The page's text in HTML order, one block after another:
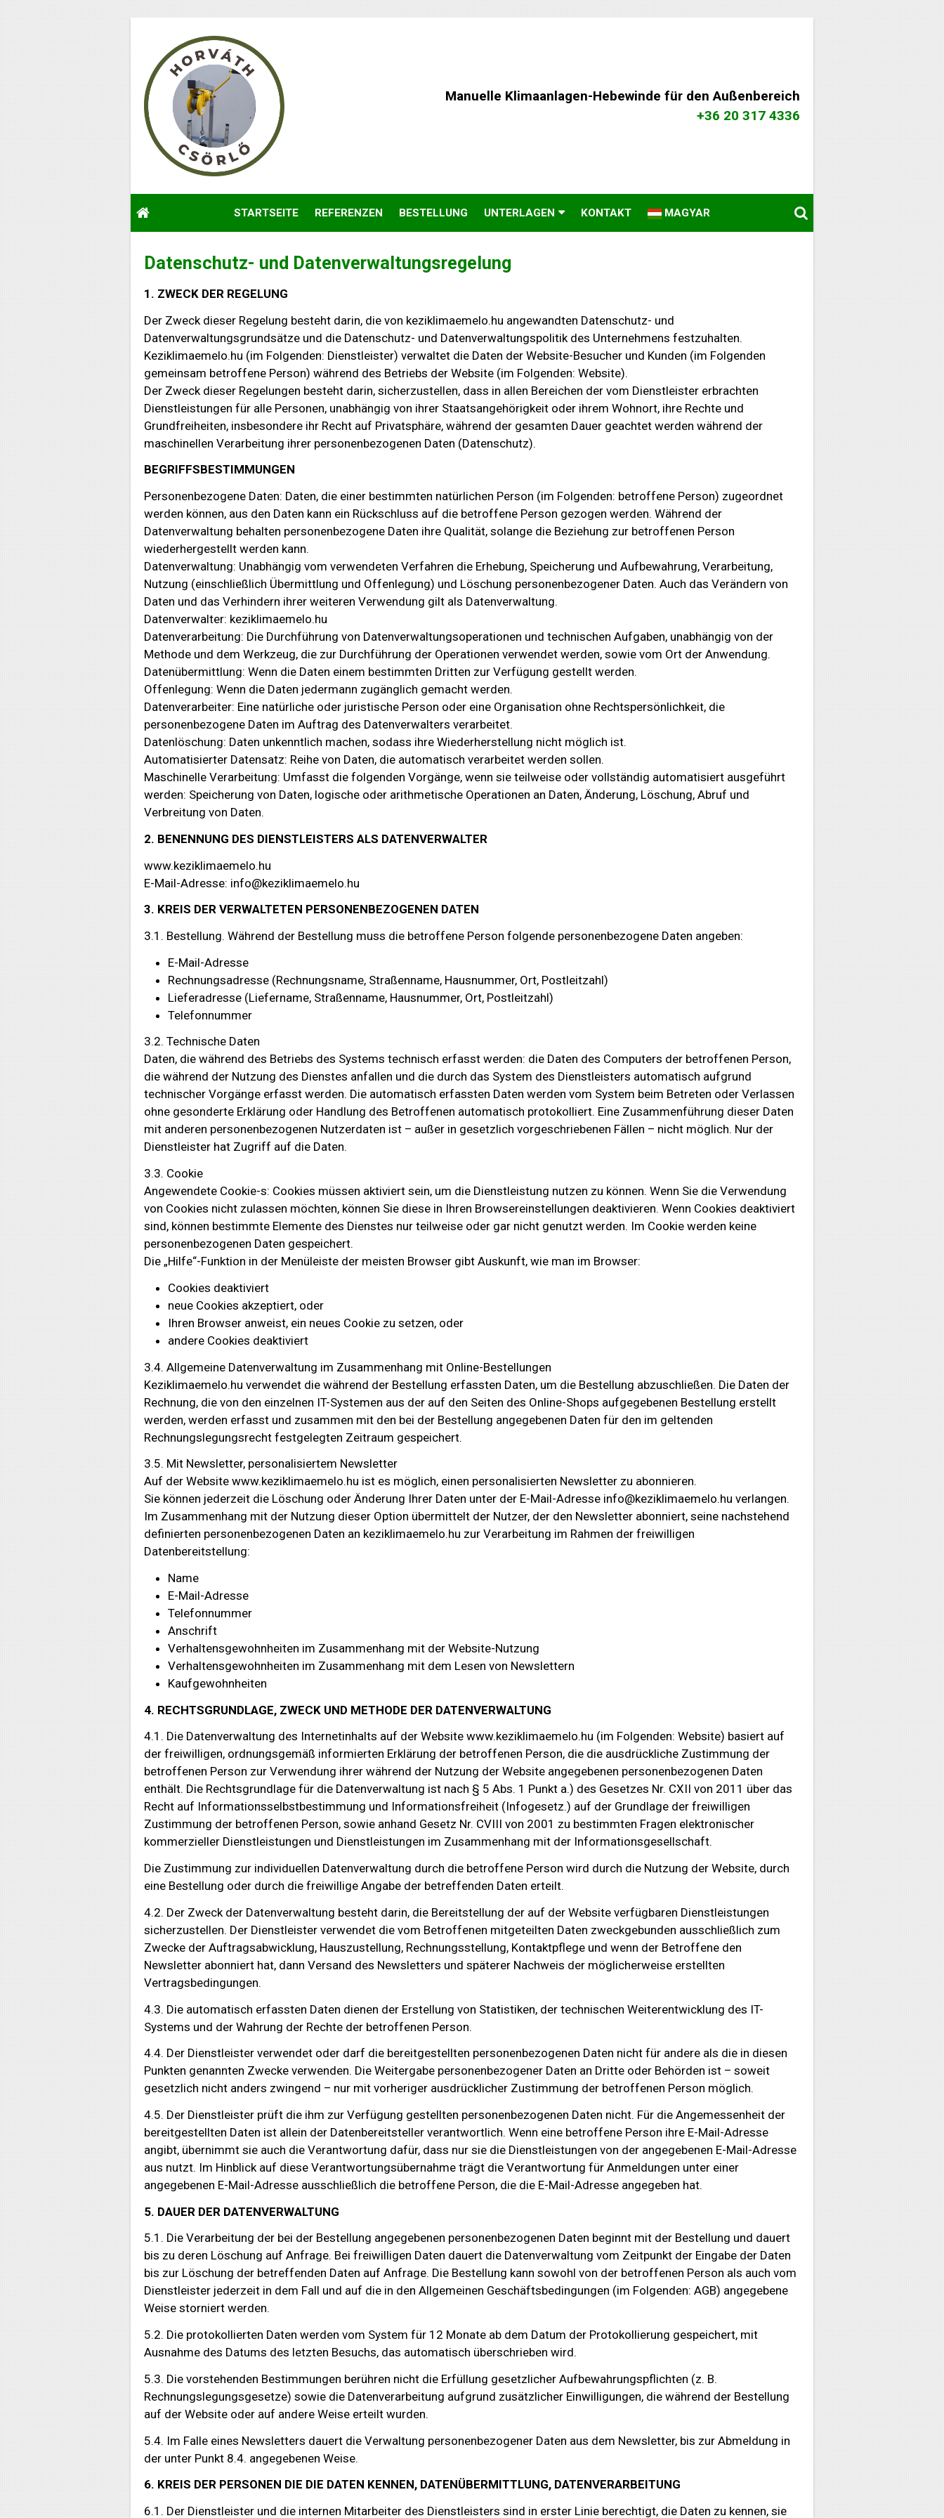
Manuelle Klimaanlagen-Hebewinde für den Außenbereich
+36 20 317 4336
STARTSEITE REFERENZEN BESTELLUNG UNTERLAGEN KONTAKT MAGYAR
Datenschutz- und Datenverwaltungsregelung
1. ZWECK DER REGELUNG
Der Zweck dieser Regelung besteht darin, die von keziklimaemelo.hu angewandten Datenschutz- und
Datenverwaltungsgrundsätze und die Datenschutz- und Datenverwaltungspolitik des Unternehmens festzuhalten.
Keziklimaemelo.hu (im Folgenden: Dienstleister) verwaltet die Daten der Website-Besucher und Kunden (im Folgenden
gemeinsam betroffene Person) während des Betriebs der Website (im Folgenden: Website).
Der Zweck dieser Regelungen besteht darin, sicherzustellen, dass in allen Bereichen der vom Dienstleister erbrachten
Dienstleistungen für alle Personen, unabhängig von ihrer Staatsangehörigkeit oder ihrem Wohnort, ihre Rechte und
Grundfreiheiten, insbesondere ihr Recht auf Privatsphäre, während der gesamten Dauer geachtet werden während der
maschinellen Verarbeitung ihrer personenbezogenen Daten (Datenschutz).
BEGRIFFSBESTIMMUNGEN
Personenbezogene Daten: Daten, die einer bestimmten natürlichen Person (im Folgenden: betroffene Person) zugeordnet
werden können, aus den Daten kann ein Rückschluss auf die betroffene Person gezogen werden. Während der
Datenverwaltung behalten personenbezogene Daten ihre Qualität, solange die Beziehung zur betroffenen Person
wiederhergestellt werden kann.
Datenverwaltung: Unabhängig vom verwendeten Verfahren die Erhebung, Speicherung und Aufbewahrung, Verarbeitung,
Nutzung (einschließlich Übermittlung und Offenlegung) und Löschung personenbezogener Daten. Auch das Verändern von
Daten und das Verhindern ihrer weiteren Verwendung gilt als Datenverwaltung.
Datenverwalter: keziklimaemelo.hu
Datenverarbeitung: Die Durchführung von Datenverwaltungsoperationen und technischen Aufgaben, unabhängig von der
Methode und dem Werkzeug, die zur Durchführung der Operationen verwendet werden, sowie vom Ort der Anwendung.
Datenübermittlung: Wenn die Daten einem bestimmten Dritten zur Verfügung gestellt werden.
Offenlegung: Wenn die Daten jedermann zugänglich gemacht werden.
Datenverarbeiter: Eine natürliche oder juristische Person oder eine Organisation ohne Rechtspersönlichkeit, die
personenbezogene Daten im Auftrag des Datenverwalters verarbeitet.
Datenlöschung: Daten unkenntlich machen, sodass ihre Wiederherstellung nicht möglich ist.
Automatisierter Datensatz: Reihe von Daten, die automatisch verarbeitet werden sollen.
Maschinelle Verarbeitung: Umfasst die folgenden Vorgänge, wenn sie teilweise oder vollständig automatisiert ausgeführt
werden: Speicherung von Daten, logische oder arithmetische Operationen an Daten, Änderung, Löschung, Abruf und
Verbreitung von Daten.
2. BENENNUNG DES DIENSTLEISTERS ALS DATENVERWALTER
www.keziklimaemelo.hu
E-Mail-Adresse: info@keziklimaemelo.hu
3. KREIS DER VERWALTETEN PERSONENBEZOGENEN DATEN
3.1. Bestellung. Während der Bestellung muss die betroffene Person folgende personenbezogene Daten angeben:
E-Mail-Adresse
Rechnungsadresse (Rechnungsname, Straßenname, Hausnummer, Ort, Postleitzahl)
Lieferadresse (Liefername, Straßenname, Hausnummer, Ort, Postleitzahl)
Telefonnummer
3.2. Technische Daten
Daten, die während des Betriebs des Systems technisch erfasst werden: die Daten des Computers der betroffenen Person,
die während der Nutzung des Dienstes anfallen und die durch das System des Dienstleisters automatisch aufgrund
technischer Vorgänge erfasst werden. Die automatisch erfassten Daten werden vom System beim Betreten oder Verlassen
ohne gesonderte Erklärung oder Handlung des Betroffenen automatisch protokolliert. Eine Zusammenführung dieser Daten
mit anderen personenbezogenen Nutzerdaten ist – außer in gesetzlich vorgeschriebenen Fällen – nicht möglich. Nur der
Dienstleister hat Zugriff auf die Daten.
3.3. Cookie
Angewendete Cookie-s: Cookies müssen aktiviert sein, um die Dienstleistung nutzen zu können. Wenn Sie die Verwendung
von Cookies nicht zulassen möchten, können Sie diese in Ihren Browsereinstellungen deaktivieren. Wenn Cookies deaktiviert
sind, können bestimmte Elemente des Dienstes nur teilweise oder gar nicht genutzt werden. Im Cookie werden keine
personenbezogenen Daten gespeichert.
Die „Hilfe“-Funktion in der Menüleiste der meisten Browser gibt Auskunft, wie man im Browser:
Cookies deaktiviert
neue Cookies akzeptiert, oder
Ihren Browser anweist, ein neues Cookie zu setzen, oder
andere Cookies deaktiviert
3.4. Allgemeine Datenverwaltung im Zusammenhang mit Online-Bestellungen
Keziklimaemelo.hu verwendet die während der Bestellung erfassten Daten, um die Bestellung abzuschließen. Die Daten der
Rechnung, die von den einzelnen IT-Systemen aus der auf den Seiten des Online-Shops aufgegebenen Bestellung erstellt
werden, werden erfasst und zusammen mit den bei der Bestellung angegebenen Daten für den im geltenden
Rechnungslegungsrecht festgelegten Zeitraum gespeichert.
3.5. Mit Newsletter, personalisiertem Newsletter
Auf der Website www.keziklimaemelo.hu ist es möglich, einen personalisierten Newsletter zu abonnieren.
Sie können jederzeit die Löschung oder Änderung Ihrer Daten unter der E-Mail-Adresse info@keziklimaemelo.hu verlangen.
Im Zusammenhang mit der Nutzung dieser Option übermittelt der Nutzer, der den Newsletter abonniert, seine nachstehend
definierten personenbezogenen Daten an keziklimaemelo.hu zur Verarbeitung im Rahmen der freiwilligen
Datenbereitstellung:
Name
E-Mail-Adresse
Telefonnummer
Anschrift
Verhaltensgewohnheiten im Zusammenhang mit der Website-Nutzung
Verhaltensgewohnheiten im Zusammenhang mit dem Lesen von Newslettern
Kaufgewohnheiten
4. RECHTSGRUNDLAGE, ZWECK UND METHODE DER DATENVERWALTUNG
4.1. Die Datenverwaltung des Internetinhalts auf der Website www.keziklimaemelo.hu (im Folgenden: Website) basiert auf
der freiwilligen, ordnungsgemäß informierten Erklärung der betroffenen Person, die die ausdrückliche Zustimmung der
betroffenen Person zur Verwendung ihrer während der Nutzung der Website angegebenen personenbezogenen Daten
enthält. Die Rechtsgrundlage für die Datenverwaltung ist nach § 5 Abs. 1 Punkt a.) des Gesetzes Nr. CXII von 2011 über das
Recht auf Informationsselbstbestimmung und Informationsfreiheit (Infogesetz.) auf der Grundlage der freiwilligen
Zustimmung der betroffenen Person, sowie anhand Gesetz Nr. CVIII von 2001 zu bestimmten Fragen elektronischer
kommerzieller Dienstleistungen und Dienstleistungen im Zusammenhang mit der Informationsgesellschaft.
Die Zustimmung zur individuellen Datenverwaltung durch die betroffene Person wird durch die Nutzung der Website, durch
eine Bestellung oder durch die freiwillige Angabe der betreffenden Daten erteilt.
4.2. Der Zweck der Datenverwaltung besteht darin, die Bereitstellung der auf der Website verfügbaren Dienstleistungen
sicherzustellen. Der Dienstleister verwendet die vom Betroffenen mitgeteilten Daten zweckgebunden ausschließlich zum
Zwecke der Auftragsabwicklung, Hauszustellung, Rechnungsstellung, Kontaktpflege und wenn der Betroffene den
Newsletter abonniert hat, dann Versand des Newsletters und späterer Nachweis der möglicherweise erstellten
Vertragsbedingungen.
4.3. Die automatisch erfassten Daten dienen der Erstellung von Statistiken, der technischen Weiterentwicklung des IT-
Systems und der Wahrung der Rechte der betroffenen Person.
4.4. Der Dienstleister verwendet oder darf die bereitgestellten personenbezogenen Daten nicht für andere als die in diesen
Punkten genannten Zwecke verwenden. Die Weitergabe personenbezogener Daten an Dritte oder Behörden ist – soweit
gesetzlich nicht anders zwingend – nur mit vorheriger ausdrücklicher Zustimmung der betroffenen Person möglich.
4.5. Der Dienstleister prüft die ihm zur Verfügung gestellten personenbezogenen Daten nicht. Für die Angemessenheit der
bereitgestellten Daten ist allein der Datenbereitsteller verantwortlich. Wenn eine betroffene Person ihre E-Mail-Adresse
angibt, übernimmt sie auch die Verantwortung dafür, dass nur sie die Dienstleistungen von der angegebenen E-Mail-Adresse
aus nutzt. Im Hinblick auf diese Verantwortungsübernahme trägt die Verantwortung für Anmeldungen unter einer
angegebenen E-Mail-Adresse ausschließlich die betroffene Person, die die E-Mail-Adresse angegeben hat.
5. DAUER DER DATENVERWALTUNG
5.1. Die Verarbeitung der bei der Bestellung angegebenen personenbezogenen Daten beginnt mit der Bestellung und dauert
bis zu deren Löschung auf Anfrage. Bei freiwilligen Daten dauert die Datenverwaltung vom Zeitpunkt der Eingabe der Daten
bis zur Löschung der betreffenden Daten auf Anfrage. Die Bestellung kann sowohl von der betroffenen Person als auch vom
Dienstleister jederzeit in dem Fall und auf die in den Allgemeinen Geschäftsbedingungen (im Folgenden: AGB) angegebene
Weise storniert werden.
5.2. Die protokollierten Daten werden vom System für 12 Monate ab dem Datum der Protokollierung gespeichert, mit
Ausnahme des Datums des letzten Besuchs, das automatisch überschrieben wird.
5.3. Die vorstehenden Bestimmungen berühren nicht die Erfüllung gesetzlicher Aufbewahrungspflichten (z. B.
Rechnungslegungsgesetze) sowie die Datenverarbeitung aufgrund zusätzlicher Einwilligungen, die während der Bestellung
auf der Website oder auf andere Weise erteilt wurden.
5.4. Im Falle eines Newsletters dauert die Verwaltung personenbezogener Daten aus dem Newsletter, bis zur Abmeldung in
der unter Punkt 8.4. angegebenen Weise.
6. KREIS DER PERSONEN DIE DIE DATEN KENNEN, DATENÜBERMITTLUNG, DATENVERARBEITUNG
6.1. Der Dienstleister und die internen Mitarbeiter des Dienstleisters sind in erster Linie berechtigt, die Daten zu kennen, sie